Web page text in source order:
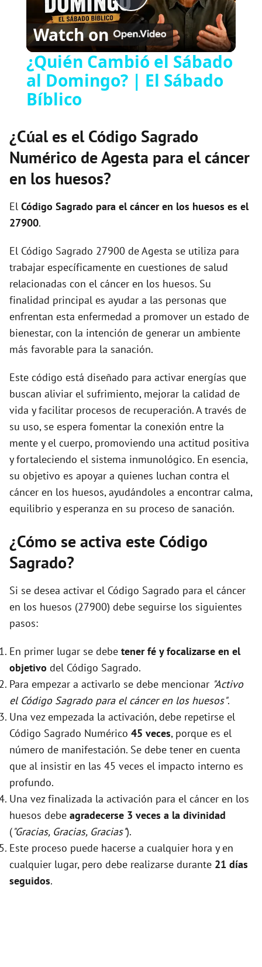
Play
Video
Watch on
¿Quién Cambió el Sábado
al Domingo? | El Sábado
Bíblico
¿Cúal es el Código Sagrado
Numérico de Agesta para el cáncer
en los huesos?
El Código Sagrado para el cáncer en los huesos es el
27900.
El Código Sagrado 27900 de Agesta se utiliza para
trabajar específicamente en cuestiones de salud
relacionadas con el cáncer en los huesos. Su
finalidad principal es ayudar a las personas que
enfrentan esta enfermedad a promover un estado de
bienestar, con la intención de generar un ambiente
más favorable para la sanación.
Este código está diseñado para activar energías que
buscan aliviar el sufrimiento, mejorar la calidad de
vida y facilitar procesos de recuperación. A través de
su uso, se espera fomentar la conexión entre la
mente y el cuerpo, promoviendo una actitud positiva
y fortaleciendo el sistema inmunológico. En esencia,
su objetivo es apoyar a quienes luchan contra el
cáncer en los huesos, ayudándoles a encontrar calma,
equilibrio y esperanza en su proceso de sanación.
¿Cómo se activa este Código
Sagrado?
Si se desea activar el Código Sagrado para el cáncer
en los huesos (27900) debe seguirse los siguientes
pasos:
En primer lugar se debe tener fé y focalizarse en el
objetivo del Código Sagrado.
Para empezar a activarlo se debe mencionar "Activo
el Código Sagrado para el cáncer en los huesos".
Una vez empezada la activación, debe repetirse el
Código Sagrado Numérico 45 veces, porque es el
número de manifestación. Se debe tener en cuenta
que al insistir en las 45 veces el impacto interno es
profundo.
Una vez finalizada la activación para el cáncer en los
huesos debe agradecerse 3 veces a la divinidad
("Gracias, Gracias, Gracias").
Este proceso puede hacerse a cualquier hora y en
cualquier lugar, pero debe realizarse durante 21 días
seguidos.